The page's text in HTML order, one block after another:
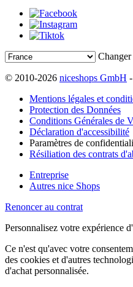
© 2010-2026 niceshops GmbH
Mentions légales et
Protection des Données
Conditions Générales de
Déclaration d'accessibilité
Paramètres de
Résiliation des contrats
Entreprise
Autres nice Shops
Renoncer au contrat
Personnalisez votre expérience
Ce n'est qu'avec votre
des cookies et d'autres
d'achat personnalisée.